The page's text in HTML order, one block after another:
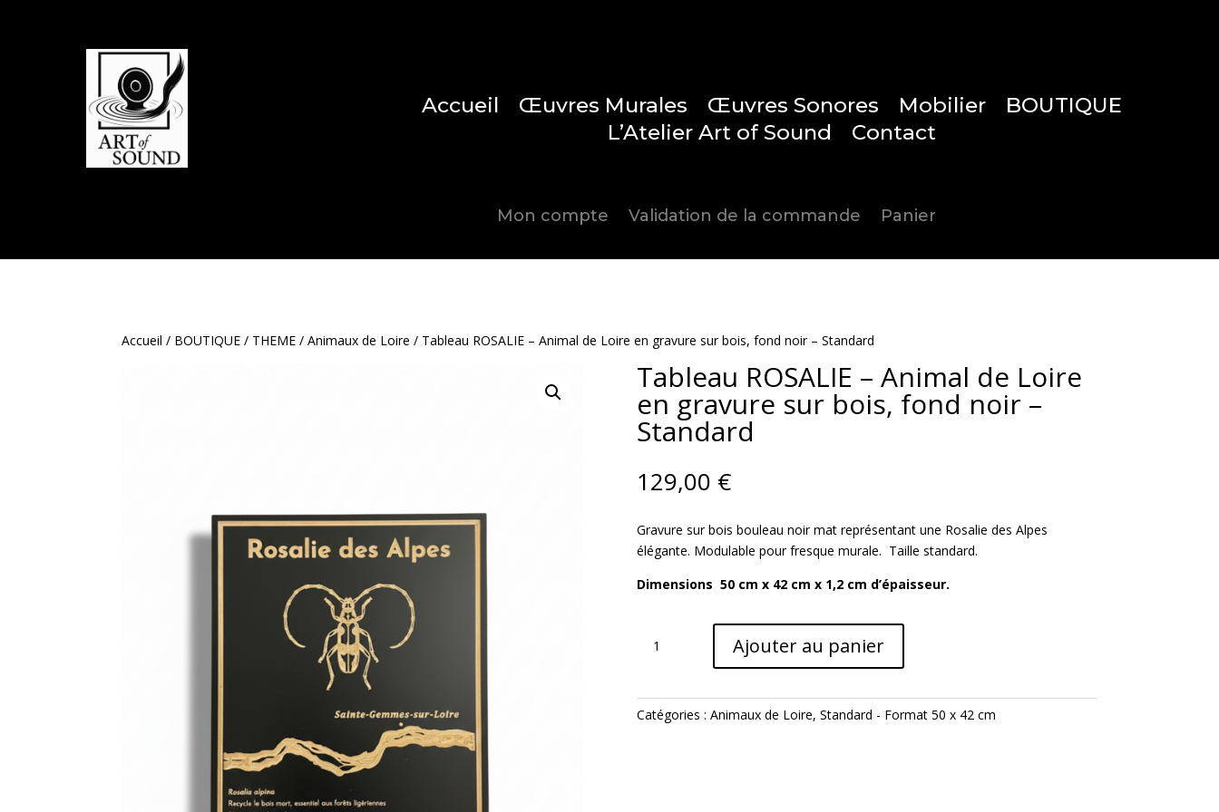
Accueil Œuvres Murales Œuvres Sonores Mobilier
BOUTIQUE
L’Atelier Art of Sound
Contact
Mon compte Validation de la commande Panier
Accueil / BOUTIQUE / THEME /Animaux de Loire / Tableau ROSALIE – Animal de Loire en gravure sur bois, fond noir – Standard
Tableau ROSALIE – Animal de Loire
en gravure sur bois, fond noir –
Standard
129,00 €
Gravure sur bois bouleau noir mat représentant une Rosalie des Alpes
élégante. Modulable pour fresque murale. Taille standard.
Dimensions 50 cm x 42 cm x 1,2 cm d’épaisseur.
–
Ajouter au panier
Catégories : Animaux de Loire, Standard - Format 50 x 42 cm